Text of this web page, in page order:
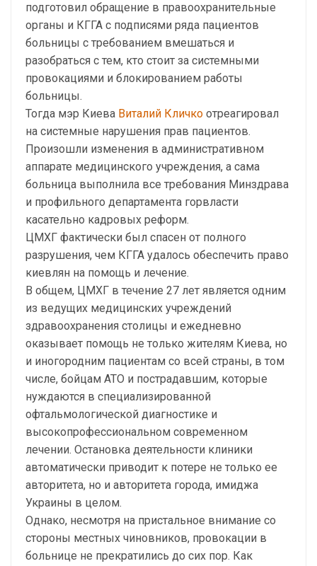
подготовил обращение в правоохранительные
органы и КГГА с подписями ряда пациентов
больницы с требованием вмешаться и
разобраться с тем, кто стоит за системными
провокациями и блокированием работы
больницы.
Тогда мэр Киева Виталий Кличко отреагировал
на системные нарушения прав пациентов.
Произошли изменения в административном
аппарате медицинского учреждения, а сама
больница выполнила все требования Минздрава
и профильного департамента горвласти
касательно кадровых реформ.
ЦМХГ фактически был спасен от полного
разрушения, чем КГГА удалось обеспечить право
киевлян на помощь и лечение.
В общем, ЦМХГ в течение 27 лет является одним
из ведущих медицинских учреждений
здравоохранения столицы и ежедневно
оказывает помощь не только жителям Киева, но
и иногородним пациентам со всей страны, в том
числе, бойцам АТО и пострадавшим, которые
нуждаются в специализированной
офтальмологической диагностике и
высокопрофессиональном современном
лечении. Остановка деятельности клиники
автоматически приводит к потере не только ее
авторитета, но и авторитета города, имиджа
Украины в целом.
Однако, несмотря на пристальное внимание со
стороны местных чиновников, провокации в
больнице не прекратились до сих пор. Как